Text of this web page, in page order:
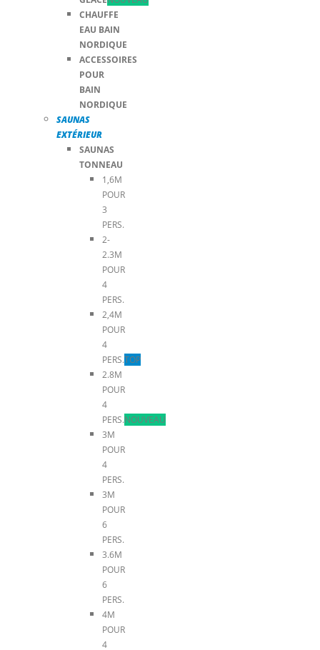
CHAUFFE
EAU BAIN
NORDIQUE
ACCESSOIRES
POUR
BAIN
NORDIQUE
SAUNAS
EXTÉRIEUR
SAUNAS
TONNEAU
1,6M
POUR
3
PERS.
2-
2.3M
POUR
4
PERS.
2,4M
POUR
4
PERS.TOP
2.8M
POUR
4
PERS.NOUVEAU
3M
POUR
4
PERS.
3M
POUR
6
PERS.
3.6M
POUR
6
PERS.
4M
POUR
4